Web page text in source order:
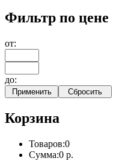
Фильтр по цене
от:
до:
Корзина
Товаров:0
Сумма:0 р.